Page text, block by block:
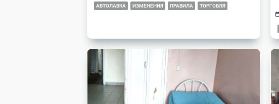
АВТОЛАВКА ИЗМЕНЕНИЯ ПРАВИЛА ТОРГОВЛЯ